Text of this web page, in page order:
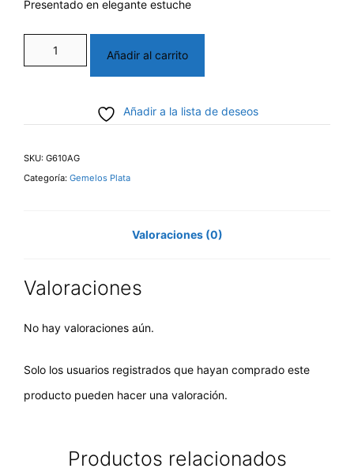
Presentado en elegante estuche
Gemelos
Plata
Añadir al carrito
Añadir a la lista de deseos
SKU: G610AG
Categoría: Gemelos Plata
Valoraciones (0)
Valoraciones
No hay valoraciones aún.
Solo los usuarios registrados que hayan comprado este
producto pueden hacer una valoración.
Productos relacionados